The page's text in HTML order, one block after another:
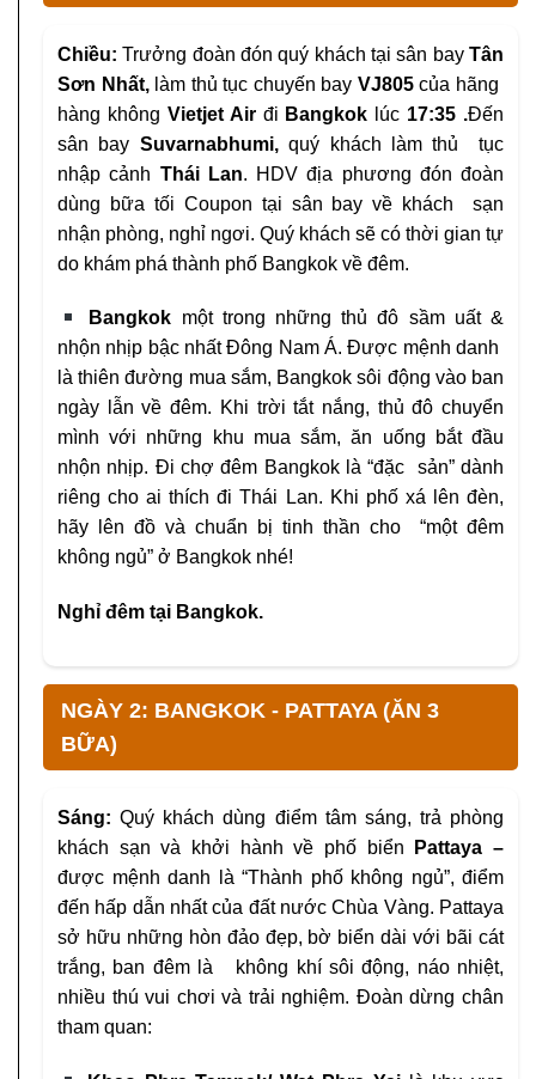
Chiều:Trưởng đoàn đón quý khách tại sân bayTân
Sơn Nhất, làm thủ tục chuyến bay VJ805của hãng
hàng không Vietjet Air đi Bangkok lúc 17:35 .Đến
sân bay Suvarnabhumi,quý khách làm thủ tục
nhập cảnh Thái Lan. HDV địa phương đón đoàn
dùng bữa tối Coupon tại sân bay về khách sạn
nhận phòng, nghỉ ngơi. Quý khách sẽ có thời gian tự
do khám phá thành phố Bangkok về đêm.
Bangkok một trong những thủ đô sầm uất &
nhộn nhịp bậc nhất Đông Nam Á. Được mệnh danh
là thiên đường mua sắm, Bangkok sôi động vào ban
ngày lẫn về đêm. Khi trời tắt nắng, thủ đô chuyển
mình với những khu mua sắm, ăn uống bắt đầu
nhộn nhịp. Đi chợ đêm Bangkok là “đặc sản” dành
riêng cho ai thích đi Thái Lan. Khi phố xá lên đèn,
hãy lên đồ và chuẩn bị tinh thần cho “một đêm
không ngủ” ở Bangkok nhé!
Nghỉ đêm tại Bangkok.
NGÀY 2: BANGKOK - PATTAYA (ĂN 3
BỮA)
Sáng:Quý khách dùng điểm tâm sáng, trả phòng
khách sạnvà khởi hành về phố biển
Pattaya –
được mệnh danh
là “Thành phố không ngủ”, điểm
đến hấp dẫn nhấtcủa đất nước Chùa Vàng. Pattaya
sở hữu những hòn đảo đẹp, bờ biển dài với bãi cát
trắng, ban đêm là
không khí sôi động, náo nhiệt,
nhiều thú vui chơi và trải nghiệm. Đoàn dừng chân
tham quan: